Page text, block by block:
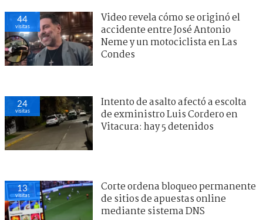
44
visitas
Video revela cómo se originó el
accidente entre José Antonio
Neme y un motociclista en Las
Condes
24
visitas
Intento de asalto afectó a escolta
de exministro Luis Cordero en
Vitacura: hay 5 detenidos
13
visitas
Corte ordena bloqueo permanente
de sitios de apuestas online
mediante sistema DNS